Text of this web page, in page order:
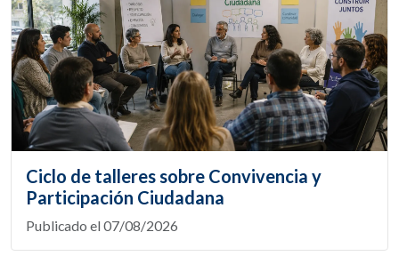
Ciclo de talleres sobre Convivencia y
Participación Ciudadana
Publicado el 07/08/2026